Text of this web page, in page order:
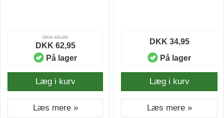
DKK 69,95
DKK 62,95
På lager
Læg i kurv
Læs mere »
DKK 34,95
På lager
Læg i kurv
Læs mere »